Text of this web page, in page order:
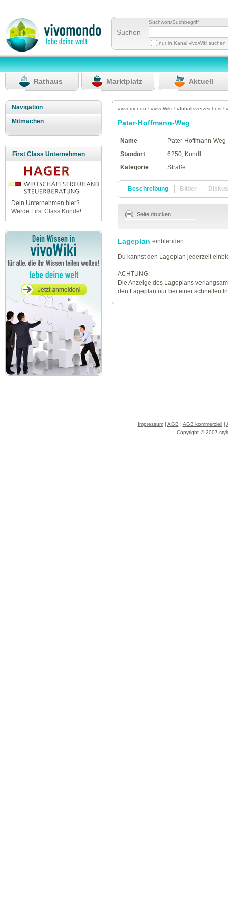
Suchen
Suchwort/Suchbegriff
nur in Kanal vivoWiki suchen
Rathaus Marktplatz Aktuell
Navigation
Mitmachen
First Class Unternehmen
Dein Unternehmen hier?
Werde First Class Kunde!
»vivomondo / »vivoWiki/ »Inhaltsverzeichnis/
Pater-Hoffmann-Weg
Name
Pater-Hoffmann-Weg
Standort
6250, Kundl
Kategorie
Straße
Beschreibung Bilder
Seite drucken
Lageplan einblenden
Du kannst den Lageplan jederzeit
ACHTUNG:
Die Anzeige des Lageplans
den Lageplan nur bei einer schnellen
Impressum| AGB | AGB kommerziell|
Copyright © 2007